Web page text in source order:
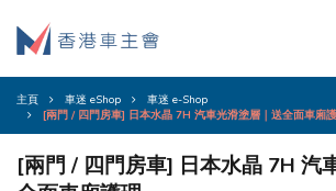
主頁 車迷 eShop
車迷 e-Shop
[兩門 / 四門房車] 日本水晶 7H 汽車光滑塗層​｜送全面車廂
[兩門 / 四門房車] 日本水晶 7H 汽